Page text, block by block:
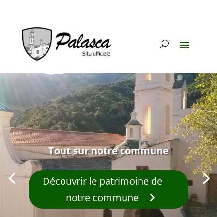
Tout sur notre commune
Découvrir le patrimoine de
notre commune